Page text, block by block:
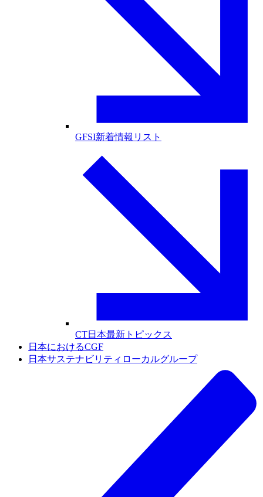
GFSI新着情報リスト
CT日本最新トピックス
日本におけるCGF
日本サステナビリティローカルグループ